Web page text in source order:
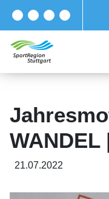
WANDEL
21.07.2022